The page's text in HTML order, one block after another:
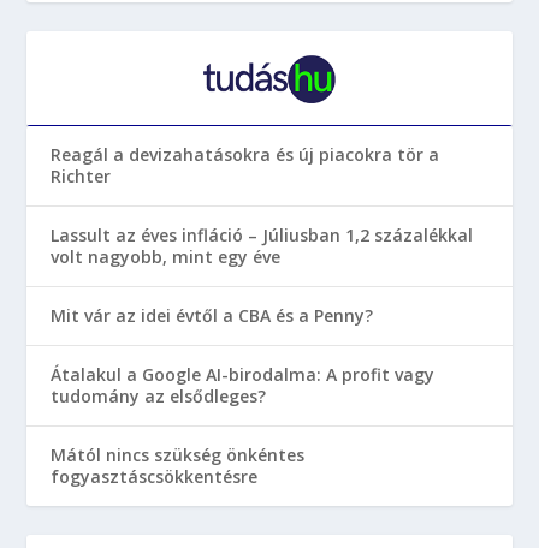
Reagál a devizahatásokra és új piacokra tör a
Richter
Lassult az éves infláció – Júliusban 1,2 százalékkal
volt nagyobb, mint egy éve
Mit vár az idei évtől a CBA és a Penny?
Átalakul a Google AI-birodalma: A profit vagy
tudomány az elsődleges?
Mától nincs szükség önkéntes
fogyasztáscsökkentésre